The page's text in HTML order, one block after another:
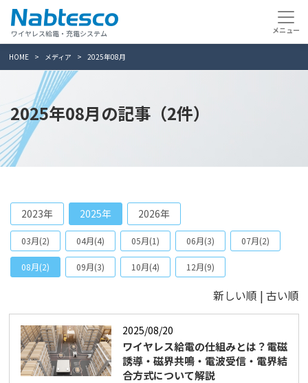
ワイヤレス給電・充電システム
HOME メディア 2025年08月
2025年08月の記事（2件）
2023年 2025年 2026年
03月(2) 04月(4) 05月(1) 06月(3) 07月(2)
08月(2) 09月(3) 10月(4) 12月(9)
新しい順 | 古い順
2025/08/20
ワイヤレス給電の仕組みとは？電磁
誘導・磁界共鳴・電波受信・電界結
合方式について解説